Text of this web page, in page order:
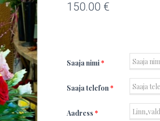
150.00 €
Saaja nimi*
Saaja telefon*
Aadress *